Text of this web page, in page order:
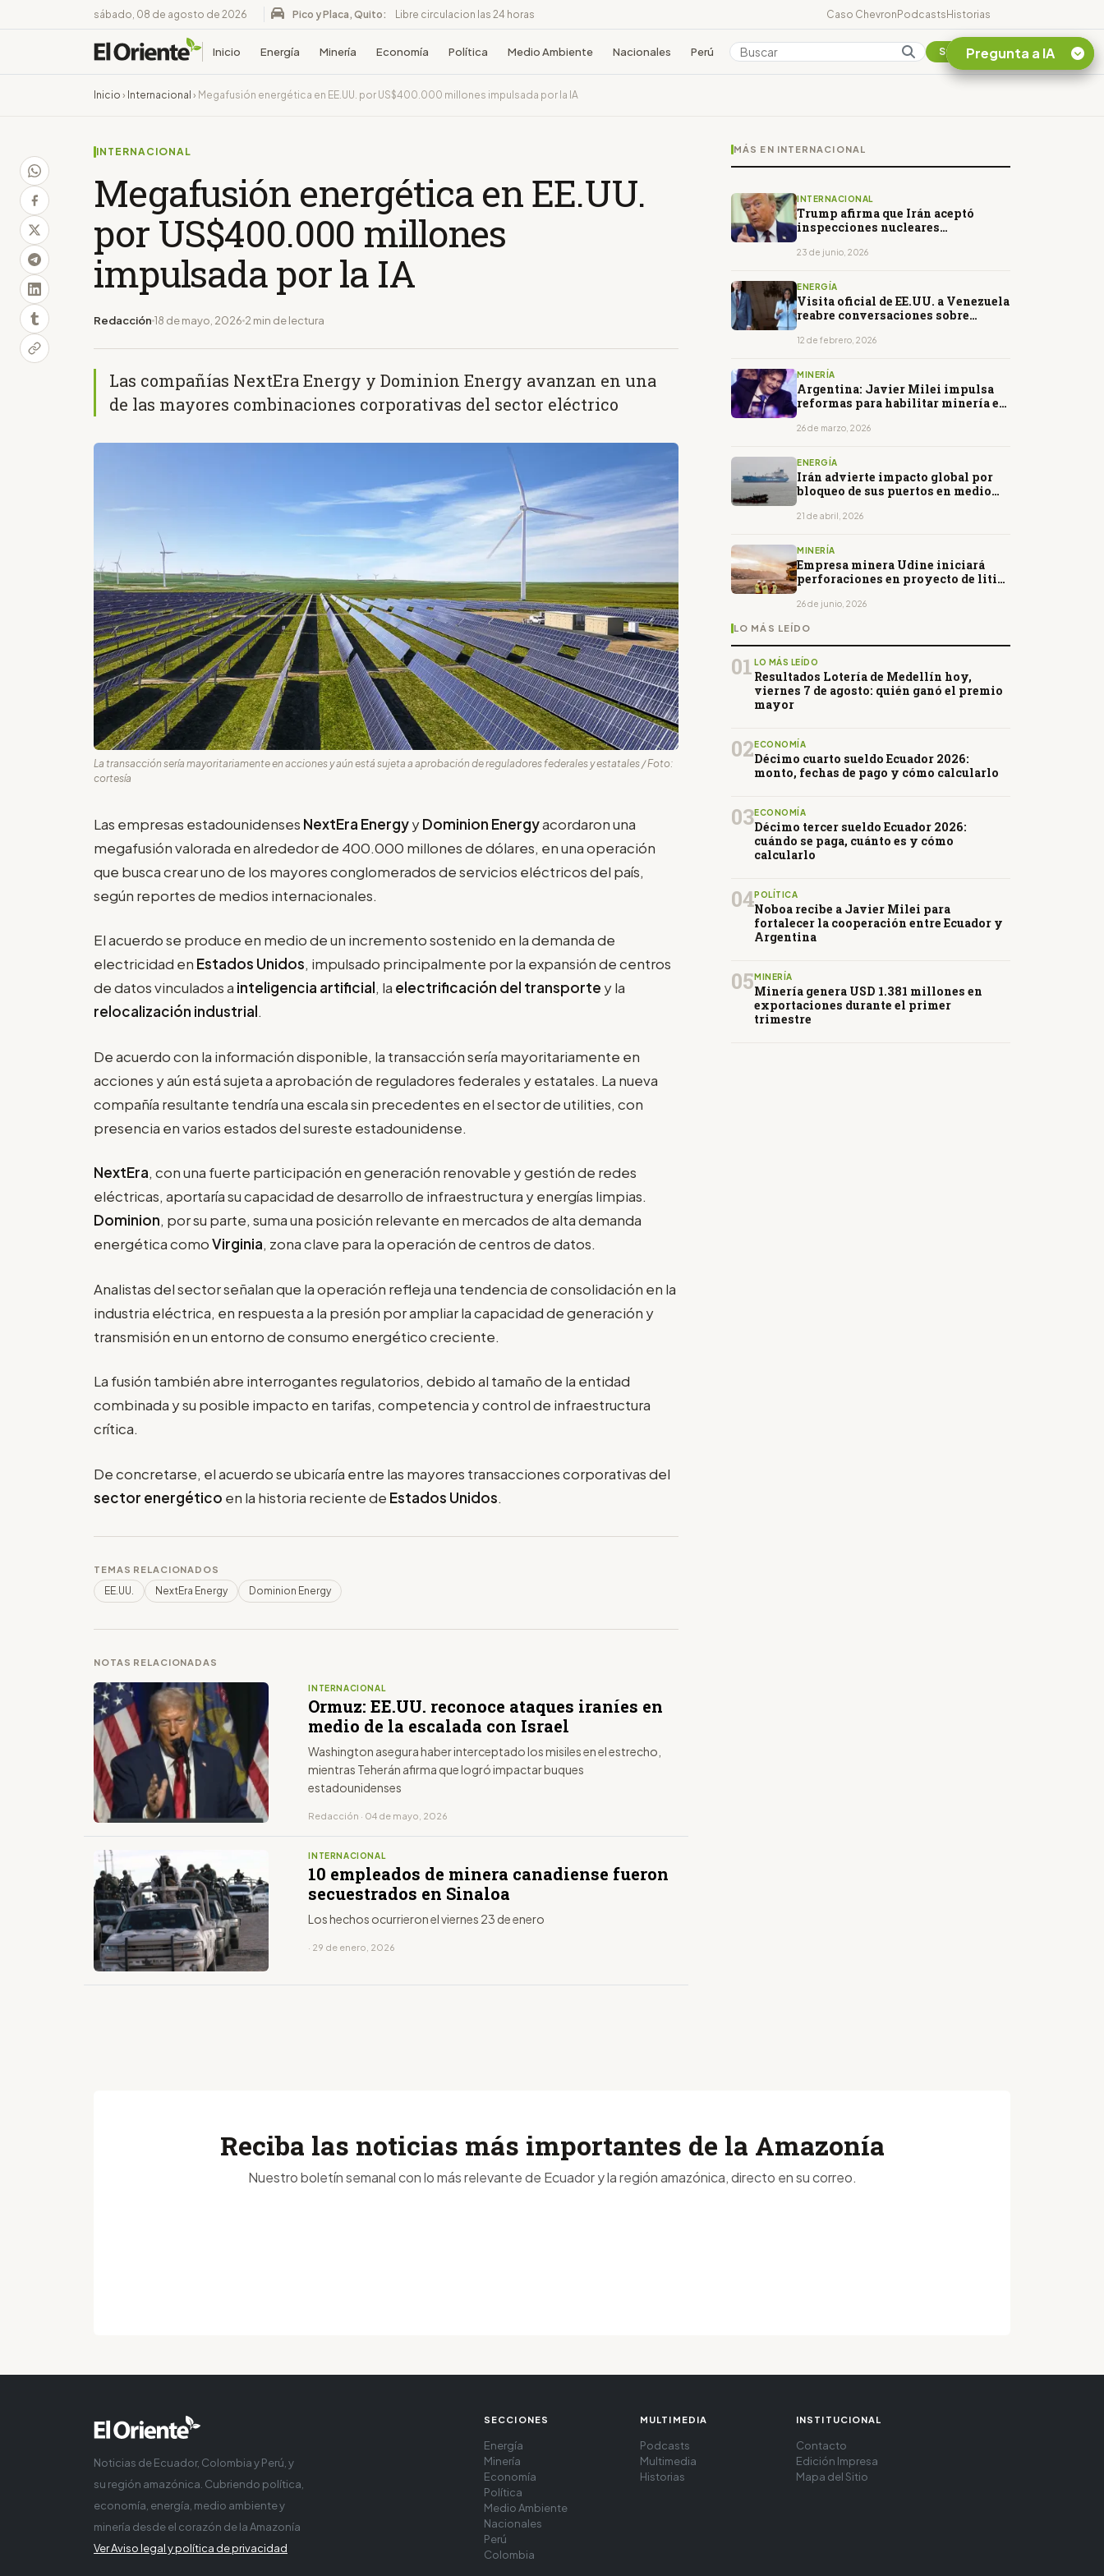
sábado, 08 de agosto de 2026 Pico y Placa, Quito: Libre circulacion las 24 horas Caso ChevronPodcastsHistorias
Inicio Energía Minería Economía Política Medio Ambiente Nacionales Perú Colombia Suscribirse
Inicio › Internacional › Megafusión energética en EE.UU. por US$400.000 millones impulsada por la IA
INTERNACIONAL
Megafusión energética en EE.UU.
por US$400.000 millones
impulsada por la IA
Redacción 18 de mayo, 2026 2 min de lectura
Las compañías NextEra Energy y Dominion Energy avanzan en una
de las mayores combinaciones corporativas del sector eléctrico
La transacción sería mayoritariamente en acciones y aún está sujeta a aprobación de reguladores federales y estatales / Foto:
cortesía
Las empresas estadounidenses NextEra EnergyyDominion Energyacordaron una
megafusión valorada en alrededor de 400.000 millones de dólares, en una operación
que busca crear uno de los mayores conglomerados de servicios eléctricos del país,
según reportes de medios internacionales.
El acuerdo se produce en medio de un incremento sostenido en la demanda de
electricidad en Estados Unidos, impulsado principalmente por la expansión de centros
de datos vinculados a inteligencia artificial, la electrificación del transporte y la
relocalización industrial.
De acuerdo con la información disponible, la transacción sería mayoritariamente en
acciones y aún está sujeta a aprobación de reguladores federales y estatales. La nueva
compañía resultante tendría una escala sin precedentes en el sector de utilities, con
presencia en varios estados del sureste estadounidense.
NextEra, con una fuerte participación en generación renovable y gestión de redes
eléctricas, aportaría su capacidad de desarrollo de infraestructura y energías limpias.
Dominion, por su parte, suma una posición relevante en mercados de alta demanda
energética comoVirginia, zona clave para la operación de centros de datos.
Analistas del sector señalan que la operación refleja una tendencia de consolidación en la
industria eléctrica, en respuesta a la presión por ampliar la capacidad de generación y
transmisión en un entorno de consumo energético creciente.
La fusión también abre interrogantes regulatorios, debido al tamaño de la entidad
combinada y su posible impacto en tarifas, competencia y control de infraestructura
crítica.
De concretarse, el acuerdo se ubicaría entre las mayores transacciones corporativas del
sector energético en la historia reciente de Estados Unidos.
TEMAS RELACIONADOS
EE.UU. NextEra Energy Dominion Energy
NOTAS RELACIONADAS
INTERNACIONAL
Ormuz: EE.UU. reconoce ataques iraníes en
medio de la escalada con Israel
Washington asegura haber interceptado los misiles en el estrecho,
mientras Teherán afirma que logró impactar buques
estadounidenses
Redacción · 04 de mayo, 2026
INTERNACIONAL
10 empleados de minera canadiense fueron
secuestrados en Sinaloa
Los hechos ocurrieron el viernes 23 de enero
· 29 de enero, 2026
MÁS EN INTERNACIONAL
INTERNACIONAL
Trump afirma que Irán aceptó
inspecciones nucleares
23 de junio, 2026
ENERGÍA
Visita oficial de EE.UU. a Venezuela
reabre conversaciones sobre
12 de febrero, 2026
MINERÍA
Argentina: Javier Milei impulsa
reformas para habilitar minería en
26 de marzo, 2026
ENERGÍA
Irán advierte impacto global por
bloqueo de sus puertos en medio
21 de abril, 2026
MINERÍA
Empresa minera Udine iniciará
perforaciones en proyecto de litio
26 de junio, 2026
LO MÁS LEÍDO
01 LO MÁS LEÍDO
Resultados Lotería de Medellín hoy,
viernes 7 de agosto: quién ganó el premio
mayor
02 ECONOMÍA
Décimo cuarto sueldo Ecuador 2026:
monto, fechas de pago y cómo calcularlo
03ECONOMÍA
Décimo tercer sueldo Ecuador 2026:
cuándo se paga, cuánto es y cómo
calcularlo
04POLÍTICA
Noboa recibe a Javier Milei para
fortalecer la cooperación entre Ecuador y
Argentina
05 MINERÍA
Minería genera USD 1.381 millones en
exportaciones durante el primer
trimestre
Pregunta a IA
Reciba las noticias más importantes de la Amazonía
Nuestro boletín semanal con lo más relevante de Ecuador y la región amazónica, directo en su correo.
Noticias de Ecuador, Colombia y Perú, y
su región amazónica. Cubriendo política,
economía, energía, medio ambiente y
minería desde el corazón de la Amazonía
Ver Aviso legal y política de privacidad
SECCIONES
Energía
Minería
Economía
Política
Medio Ambiente
Nacionales
Perú
Colombia
MULTIMEDIA
Podcasts
Multimedia
Historias
INSTITUCIONAL
Contacto
Edición Impresa
Mapa del Sitio